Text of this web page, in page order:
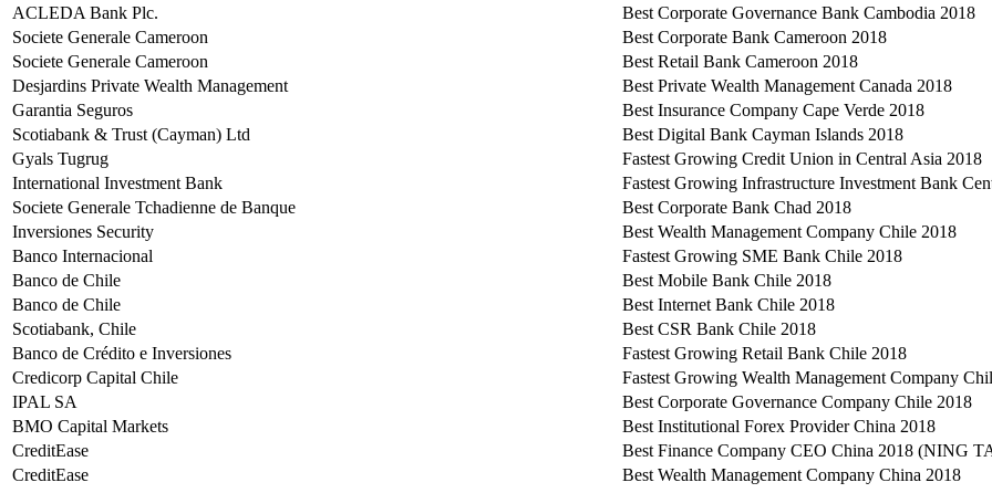
ACLEDA Bank Plc.
Best Corporate Governance Bank Cambodia 2018
Societe Generale Cameroon
Best Corporate Bank Cameroon 2018
Societe Generale Cameroon
Best Retail Bank Cameroon 2018
Desjardins Private Wealth Management
Best Private Wealth Management Canada 2018
Garantia Seguros
Best Insurance Company Cape Verde 2018
Scotiabank & Trust (Cayman) Ltd
Best Digital Bank Cayman Islands 2018
Gyals Tugrug
Fastest Growing Credit Union in Central Asia 2018
International Investment Bank
Fastest Growing Infrastructure Investment Bank
Societe Generale Tchadienne de Banque
Best Corporate Bank Chad 2018
Inversiones Security
Best Wealth Management Company Chile 2018
Banco Internacional
Fastest Growing SME Bank Chile 2018
Banco de Chile
Best Mobile Bank Chile 2018
Banco de Chile
Best Internet Bank Chile 2018
Scotiabank, Chile
Best CSR Bank Chile 2018
Banco de Crédito e Inversiones
Fastest Growing Retail Bank Chile 2018
Credicorp Capital Chile
Fastest Growing Wealth Management Company
IPAL SA
Best Corporate Governance Company Chile 2018
BMO Capital Markets
Best Institutional Forex Provider China 2018
CreditEase
Best Finance Company CEO China 2018 (NING
CreditEase
Best Wealth Management Company China 2018